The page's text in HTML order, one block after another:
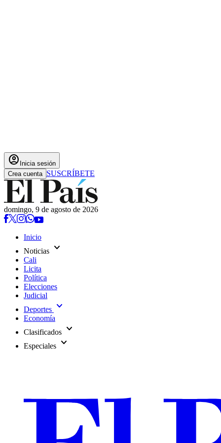
account_circle Inicia sesión
Crea cuenta SUSCRÍBETE
domingo, 9 de agosto de 2026
Inicio
Noticias expand_more
Cali
Licita
Política
Elecciones
Judicial
Deportes expand_more
Economía
Clasificados expand_more
Especiales expand_more